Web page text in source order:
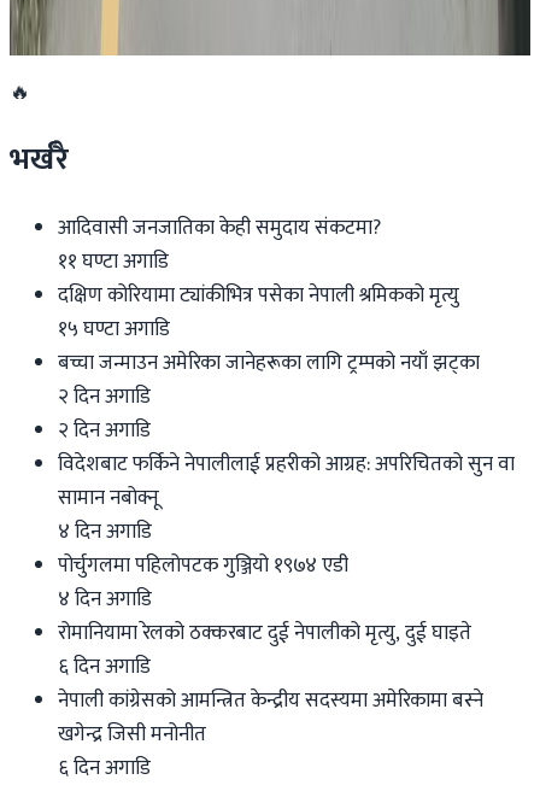
🔥
भर्खरै
आदिवासी जनजातिका केही समुदाय संकटमा?
११ घण्टा अगाडि
दक्षिण कोरियामा ट्यांकीभित्र पसेका नेपाली श्रमिकको मृत्यु
१५ घण्टा अगाडि
बच्चा जन्माउन अमेरिका जानेहरूका लागि ट्रम्पको नयाँ झट्का
२ दिन अगाडि
२ दिन अगाडि
विदेशबाट फर्किने नेपालीलाई प्रहरीको आग्रह: अपरिचितको सुन वा
सामान नबोक्नू
४ दिन अगाडि
पोर्चुगलमा पहिलोपटक गुञ्जियो १९७४ एडी
४ दिन अगाडि
रोमानियामा रेलको ठक्करबाट दुई नेपालीको मृत्यु, दुई घाइते
६ दिन अगाडि
नेपाली कांग्रेसको आमन्त्रित केन्द्रीय सदस्यमा अमेरिकामा बस्ने
खगेन्द्र जिसी मनोनीत
६ दिन अगाडि